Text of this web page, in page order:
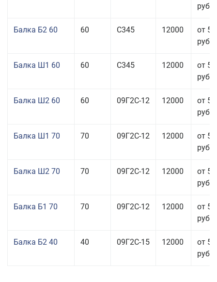
руб.
Балка Б2 60 60 С345 12000
от
руб.
Балка Ш1 60 60 С345 12000
от
руб.
Балка Ш2 60 60 09Г2С-12 12000
от
руб.
Балка Ш1 70 70 09Г2С-12 12000
от
руб.
Балка Ш2 70 70 09Г2С-12 12000
от
руб.
Балка Б1 70 70 09Г2С-12 12000
от
руб.
Балка Б2 40 40 09Г2С-15 12000
от
руб.